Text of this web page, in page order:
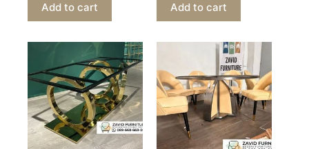
Add to cart Add to cart